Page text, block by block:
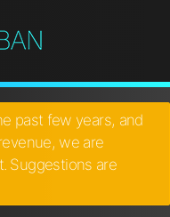
past few years, and
we are
Suggestions are